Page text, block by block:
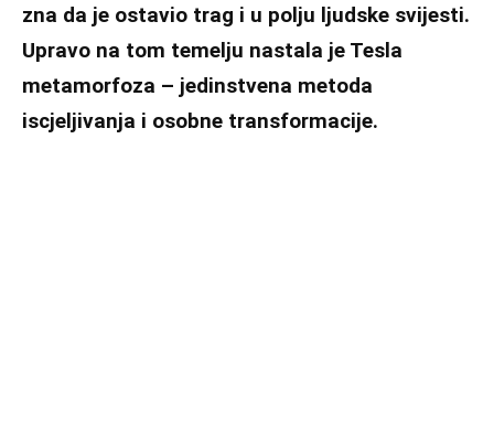
zna da je ostavio trag i u polju ljudske svijesti.
Upravo na tom temelju nastala je Tesla
metamorfoza – jedinstvena metoda
iscjeljivanja i osobne transformacije.